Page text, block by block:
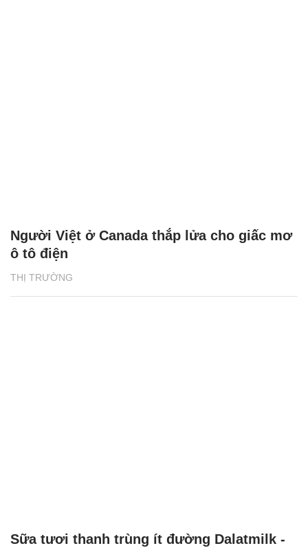
THỊ TRƯỜNG
Người Việt ở Canada thắp lửa cho giấc mơ
ô tô điện
Sữa tươi thanh trùng ít đường Dalatmilk -